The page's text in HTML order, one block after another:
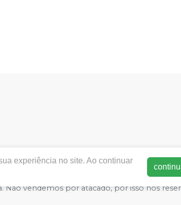
| NACIONAL DENTAL COMERCIO E
de Funcionamento ANVISA -
meramente ilustrativas - Os preços e
vendemos por atacado, por isso nos
experiência no site. Ao continuar